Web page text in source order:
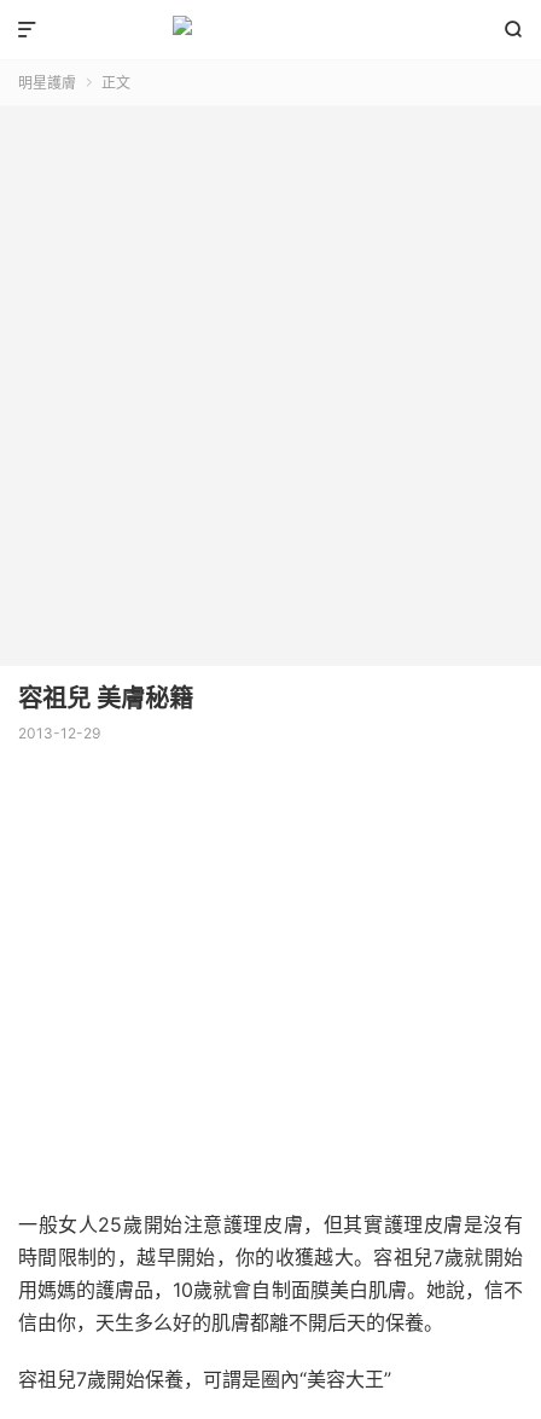


明星護膚  正文
容祖兒 美膚秘籍
2013-12-29
一般女人25歲開始注意護理皮膚，但其實護理皮膚是沒有
時間限制的，越早開始，你的收獲越大。容祖兒7歲就開始
用媽媽的護膚品，10歲就會自制面膜美白肌膚。她說，信不
信由你，天生多么好的肌膚都離不開后天的保養。
容祖兒7歲開始保養，可謂是圈內“美容大王”